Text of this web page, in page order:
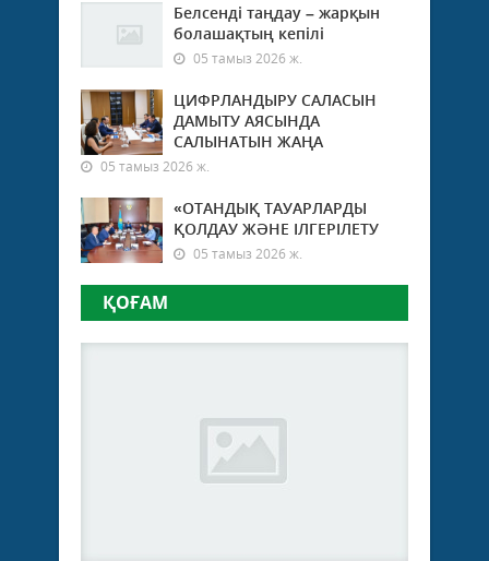
Белсенді таңдау – жарқын
болашақтың кепілі
05 тамыз 2026 ж.
ЦИФРЛАНДЫРУ САЛАСЫН
ДАМЫТУ АЯСЫНДА
САЛЫНАТЫН ЖАҢА
05 тамыз 2026 ж.
«ОТАНДЫҚ ТАУАРЛАРДЫ
ҚОЛДАУ ЖӘНЕ ІЛГЕРІЛЕТУ
05 тамыз 2026 ж.
ҚОҒАМ